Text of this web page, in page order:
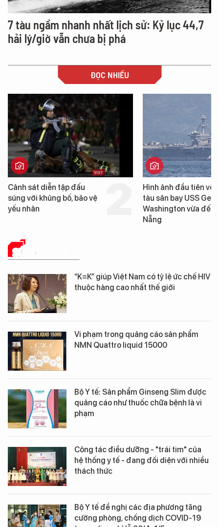
7 tàu ngầm nhanh nhất lịch sử: Kỷ lục 44,7
hải lý/giờ vẫn chưa bị phá
ĐỌC NHIỀU
Hình ảnh đầu tiên về siêu
tàu sân bay USS George
Washington vừa đến Đà
Cận cảnh chiến
tống tàu sân
George
SỨC KHỎE 24H
“K=K” giúp Việt Nam có tỷ lệ ức chế HIV
thuộc hàng cao nhất thế giới
Vi phạm trong quảng cáo sản phẩm
NMN Quattro liquid 15000
Bộ Y tế: Sản phẩm Ginseng Slim được
quảng cáo như thuốc chữa bệnh là vi
phạm
Công tác điều dưỡng - "trái tim" của
hệ thống y tế - đang đối diện với nhiều
thách thức
Bộ Y tế đề nghị các địa phương tăng
cường phòng, chống dịch COVID-19